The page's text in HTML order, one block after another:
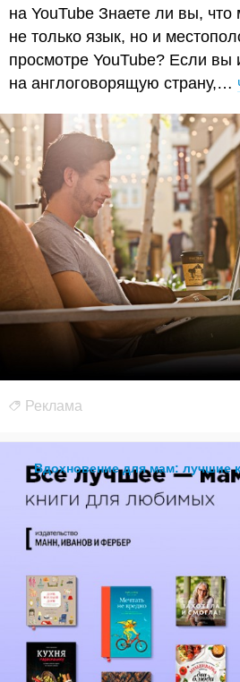
на YouTube Знаете ли вы, что
не только язык, но и
просмотре YouTube? Если вы
на англоговорящую страну,…
Реклама
Вдохновение для мам: лучшие